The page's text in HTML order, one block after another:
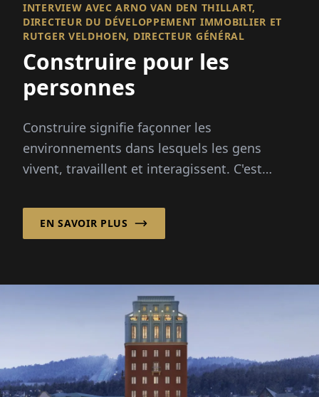
INTERVIEW AVEC ARNO VAN DEN THILLART,
DIRECTEUR DU DÉVELOPPEMENT IMMOBILIER ET
RUTGER VELDHOEN, DIRECTEUR GÉNÉRAL
Construire pour les
personnes
Construire signifie façonner les
environnements dans lesquels les gens
vivent, travaillent et interagissent. C'est
construction réussies concernent plus que...
EN SAVOIR PLUS